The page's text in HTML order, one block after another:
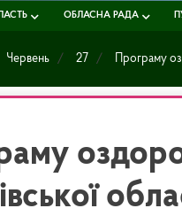
ОБЛАСНА РАДА
Червень 27 Програму